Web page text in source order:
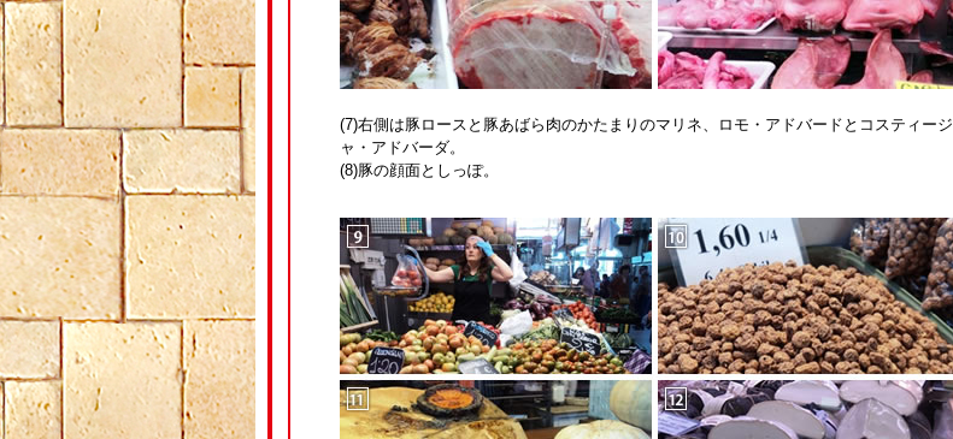
(7)右側は豚ロースと豚あばら肉のかたまりのマリネ、ロモ・アドバードとコスティージ
ャ・アドバーダ。
(8)豚の顔面としっぽ。